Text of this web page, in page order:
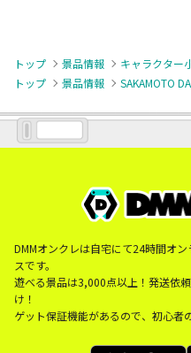
トップ 景品情報 キャラクター
トップ
景品情報 SAKAMOTO
DMMオンクレは自宅にて24時間オ
スです。
遊べる景品は3,000点以上！発送依
け！
ゲット保証機能があるので、初心者